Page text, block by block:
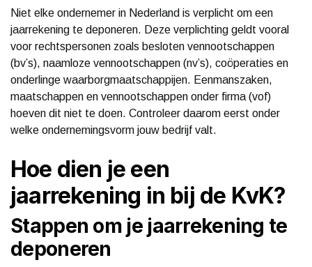
Niet elke ondernemer in Nederland is verplicht om een
jaarrekening te deponeren. Deze verplichting geldt vooral
voor rechtspersonen zoals besloten vennootschappen
(bv’s), naamloze vennootschappen (nv’s), coöperaties en
onderlinge waarborgmaatschappijen. Eenmanszaken,
maatschappen en vennootschappen onder firma (vof)
hoeven dit niet te doen. Controleer daarom eerst onder
welke ondernemingsvorm jouw bedrijf valt.
Hoe dien je een
jaarrekening in bij de KvK?
Stappen om je jaarrekening te
deponeren